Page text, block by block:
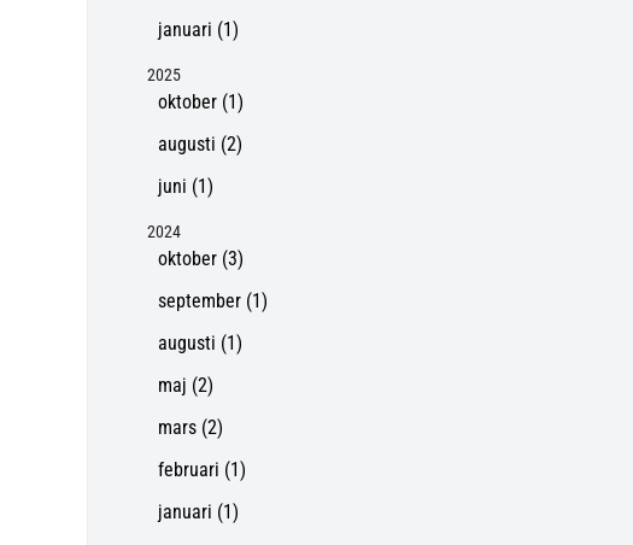
januari (1)
2025
oktober (1)
augusti (2)
juni (1)
2024
oktober (3)
september (1)
augusti (1)
maj (2)
mars (2)
februari (1)
januari (1)